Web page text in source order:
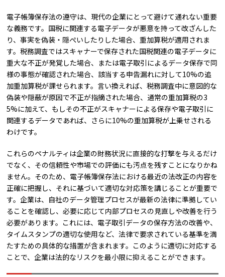
電子帳簿保存法の遵守は、現代の企業にとって避けて通れない重要
な義務です。国税に関連する電子データが悪意を持って改ざんした
り、事実を偽装・隠ぺいしたりした場合、重加算税が適用されま
す。税務調査ではスキャナーで保存された国税関連の電子データに
重大な不正が発覚した場合、または電子取引によるデータ保存で同
様の事態が確認された場合、該当する申告漏れに対して10%の追
加重加算税が課せられます。言い換えれば、税務調査中に意図的な
偽装や隠蔽が原因で不正が指摘された場合、通常の重加算税の3
5%に加えて、もしその不正がスキャナーによる保存や電子取引に
関連するデータであれば、さらに10%の重加算税が上乗せされる
わけです。
これらのペナルティは企業の財務状況に直接的な打撃を与えるだけ
でなく、その信頼性や市場での評価にも汚点を残すことになりかね
ません。そのため、電子帳簿保存法における最近の法改正の内容を
正確に把握し、それに基づいて適切な対応策を講じることが重要で
す。企業は、自社のデータ管理プロセスが最新の法律に準拠してい
ることを確認し、必要に応じて内部プロセスの見直しや改善を行う
必要があります。これには、電子取引データの保存方法の改善や、
タイムスタンプの適切な使用など、法律で要求されている基準を満
たすための具体的な措置が含まれます。このように適切に対応する
ことで、企業は法的なリスクを最小限に抑えることができます。